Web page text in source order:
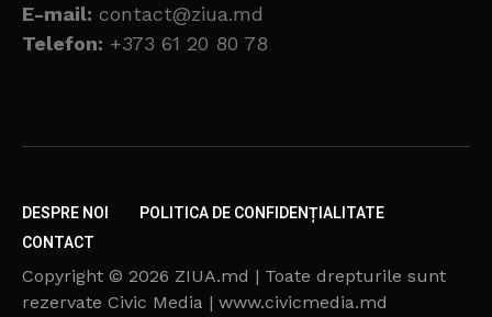
E-mail: contact@ziua.md
Telefon: +373 61 20 80 78
DESPRE NOI
POLITICA DE CONFIDENȚIALITATE
CONTACT
Copyright © 2026 ZIUA.md | Toate drepturile sunt
rezervate Civic Media | www.civicmedia.md